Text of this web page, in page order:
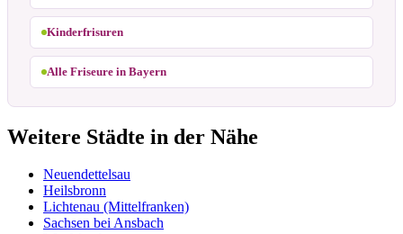
Kinderfrisuren
Alle Friseure in Bayern
Weitere Städte in der Nähe
Neuendettelsau
Heilsbronn
Lichtenau (Mittelfranken)
Sachsen bei Ansbach